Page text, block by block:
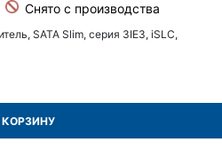
SATA Slim, серия 3IE3, iSLC,
КОРЗИНУ